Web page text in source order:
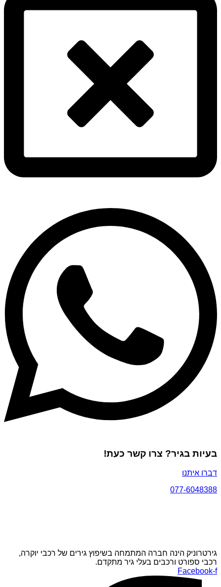
בעיות בגיר? צרו קשר כעת!
דברו איתנו
077-6048388
גירטרוניק הינה חברה המתמחה בשיפוץ גירים של רכבי יוקרה,
רכבי ספורט ורכבים בעלי גיר מתקדם.
Facebook-f